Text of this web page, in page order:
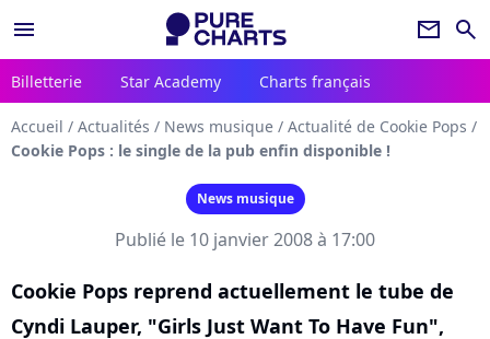
menu newsletter search
Billetterie Star Academy Charts français
Accueil / Actualités / News musique / Actualité de Cookie Pops /
Cookie Pops : le single de la pub enfin disponible !
News musique
Publié le 10 janvier 2008 à 17:00
Cookie Pops reprend actuellement le tube de
Cyndi Lauper, "Girls Just Want To Have Fun",